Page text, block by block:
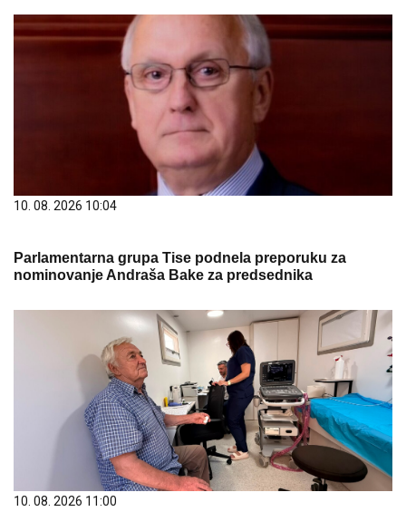
Parlamentarna grupa Tise podnela preporuku za
nominovanje Andraša Bake za predsednika
10. 08. 2026 11:00
СТУПИО НА СНАГУ НОВИ ПРАВИЛНИК ЗА "е-
БОЛОВАЊЕ": Новине у обрачуну, роковима и
заштити података о болести
PREPORUKA ZA VAS